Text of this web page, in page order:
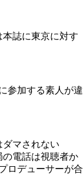
誌に東京に対す
参加する素人が違
マされない
電話は視聴者か
ロデューサーが合